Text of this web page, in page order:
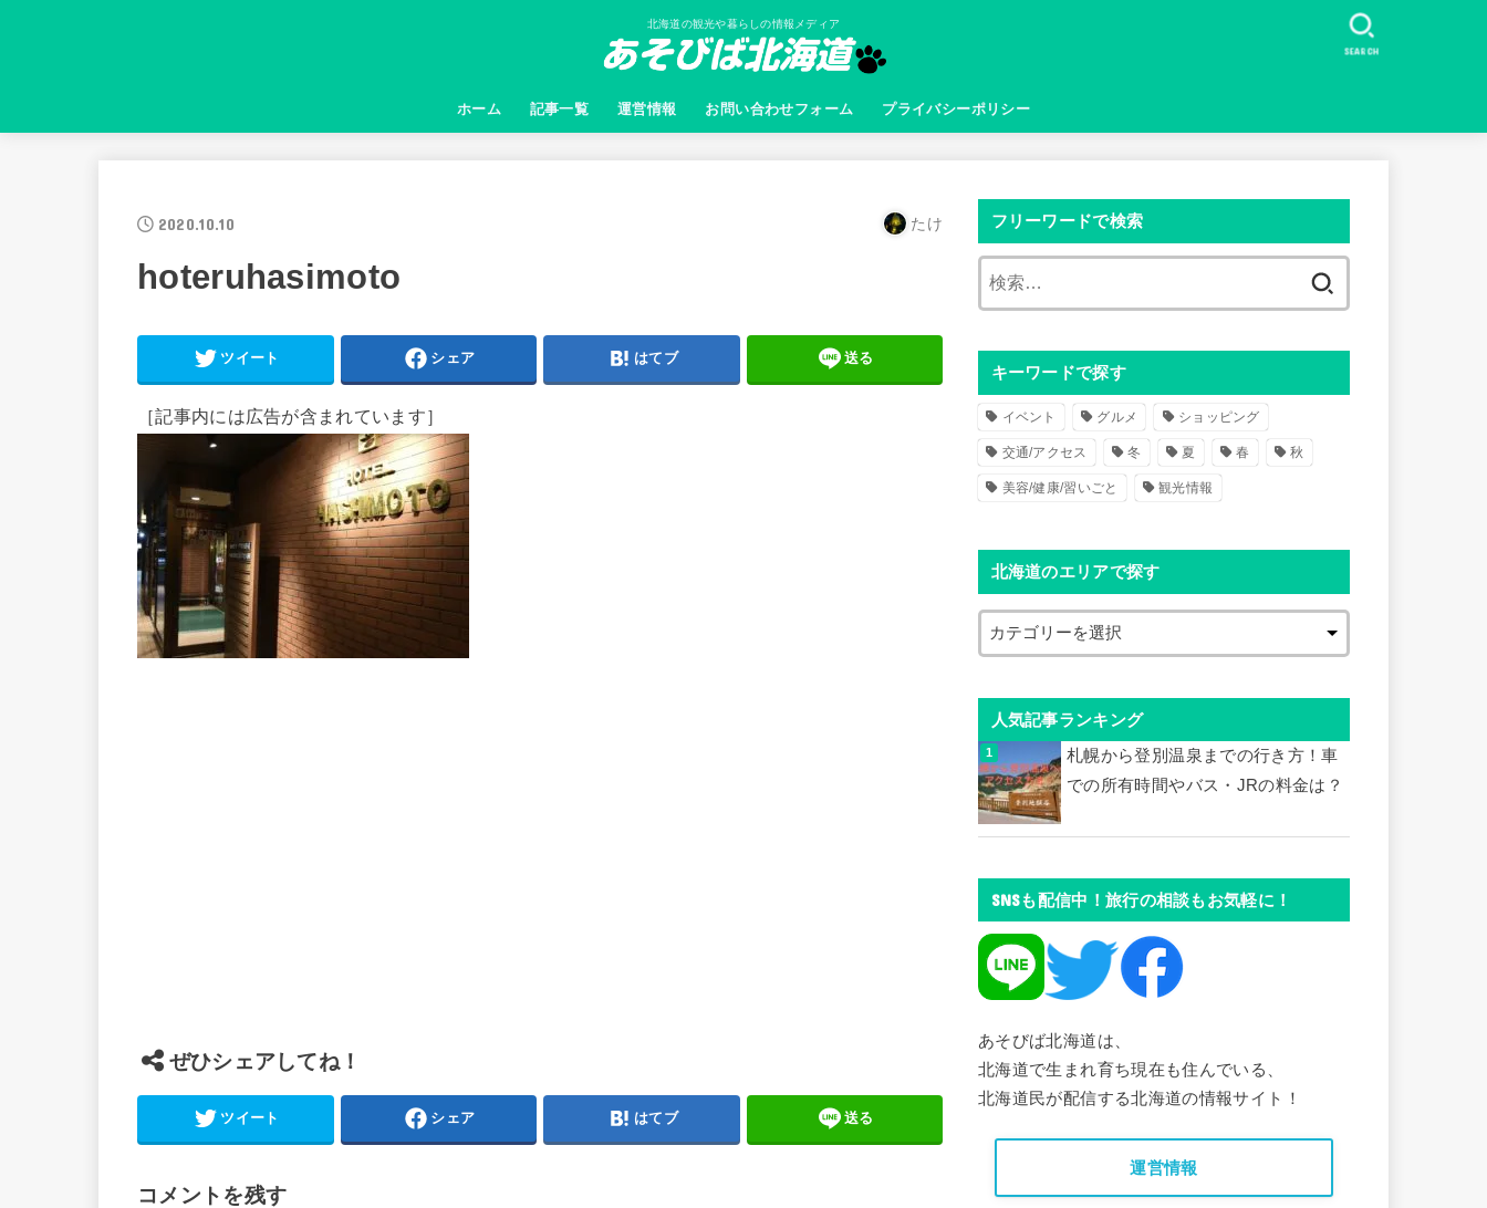
北海道の観光や暮らしの情報メディア
ホーム 記事一覧 運営情報 お問い合わせフォーム プライバシーポリシー
SEARCH
2020.10.10 たけ
hoteruhasimoto
ツイート シェア はてブ 送る
［記事内には広告が含まれています］
ぜひシェアしてね！
ツイート シェア はてブ 送る
コメントを残す
フリーワードで検索
キーワードで探す
イベント グルメ ショッピング
交通/アクセス 冬 夏 春 秋
美容/健康/習いごと 観光情報
北海道のエリアで探す
人気記事ランキング
札幌から登別温泉までの行き方！車
での所有時間やバス・JRの料金は？
SNSも配信中！旅行の相談もお気軽に！
あそびば北海道は、
北海道で生まれ育ち現在も住んでいる、
北海道民が配信する北海道の情報サイト！
運営情報